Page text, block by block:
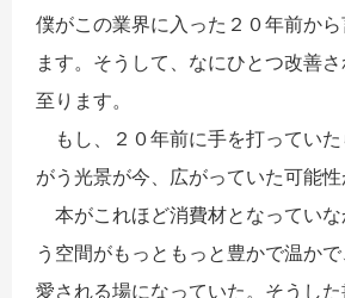
僕がこの業界に入った２０年前か
ます。そうして、なにひとつ改善
至ります。
もし、２０年前に手を打ってい
がう光景が今、広がっていた可能性
本がこれほど消費材となってい
う空間がもっともっと豊かで温か
愛される場になっていた。そうし